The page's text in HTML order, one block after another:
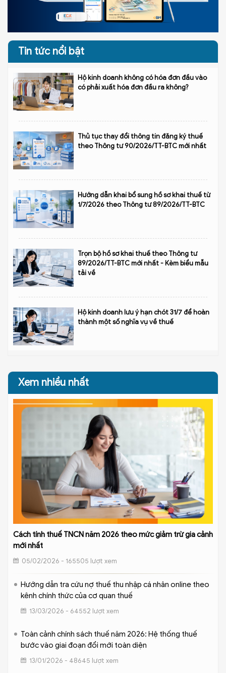
Tin tức nổi bật
Hộ kinh doanh không có hóa đơn đầu vào
có phải xuất hóa đơn đầu ra không?
Thủ tục thay đổi thông tin đăng ký thuế
theo Thông tư 90/2026/TT-BTC mới nhất
Hướng dẫn khai bổ sung hồ sơ khai thuế từ
1/7/2026 theo Thông tư 89/2026/TT-BTC
Trọn bộ hồ sơ khai thuế theo Thông tư
89/2026/TT-BTC mới nhất - Kèm biểu mẫu
tải về
Hộ kinh doanh lưu ý hạn chót 31/7 để hoàn
thành một số nghĩa vụ về thuế
Xem nhiều nhất
Cách tính thuế TNCN năm 2026 theo mức giảm trừ gia cảnh
mới nhất
05/02/2026 - 165505 lượt xem
Hướng dẫn tra cứu nợ thuế thu nhập cá nhân online theo
kênh chính thức của cơ quan thuế
13/03/2026 - 64552 lượt xem
Toàn cảnh chính sách thuế năm 2026: Hệ thống thuế
bước vào giai đoạn đổi mới toàn diện
13/01/2026 - 48645 lượt xem